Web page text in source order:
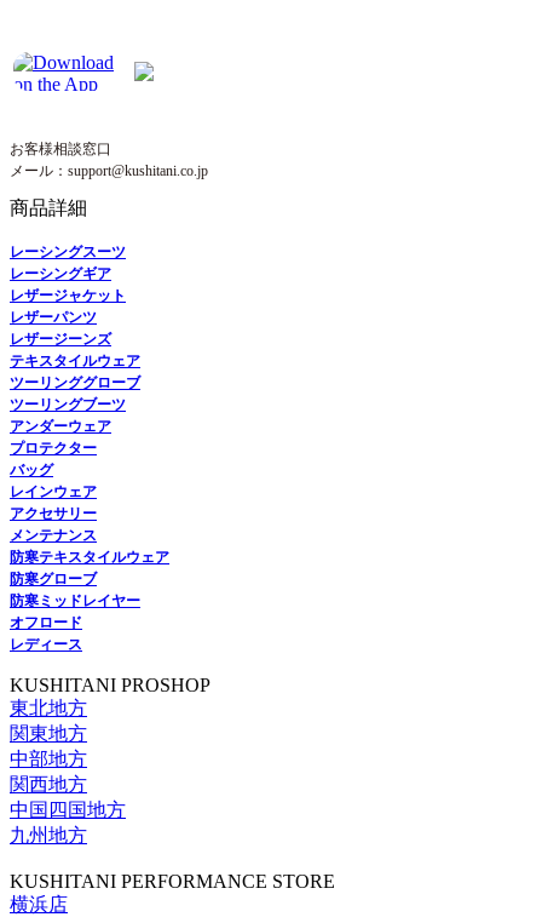
お客様相談窓口
メール：support@kushitani.co.jp
商品詳細
レーシングスーツ
レーシングギア
レザージャケット
レザーパンツ
レザージーンズ
テキスタイルウェア
ツーリンググローブ
ツーリングブーツ
アンダーウェア
プロテクター
バッグ
レインウェア
アクセサリー
メンテナンス
防寒テキスタイルウェア
防寒グローブ
防寒ミッドレイヤー
オフロード
レディース
KUSHITANI PROSHOP
東北地方
関東地方
中部地方
関西地方
中国四国地方
九州地方
KUSHITANI PERFORMANCE STORE
横浜店